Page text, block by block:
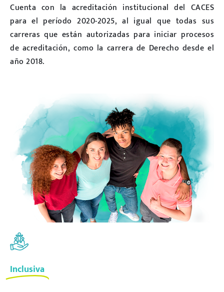
Cuenta con la acreditación institucional del CACES
para el período 2020-2025, al igual que todas sus
carreras que están autorizadas para iniciar procesos
de acreditación, como la carrera de Derecho desde el
año 2018.
Inclusiva